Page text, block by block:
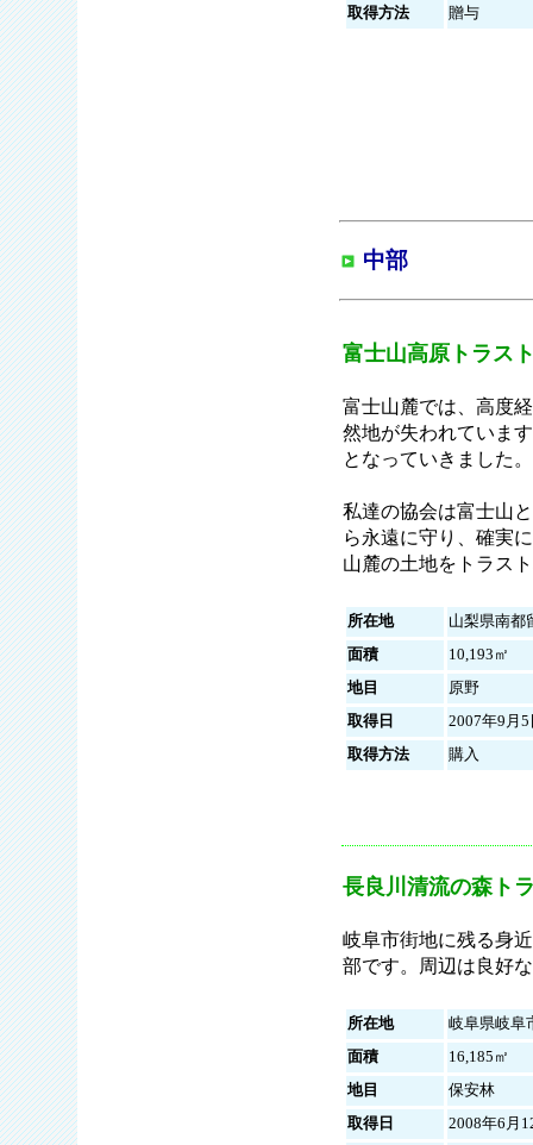
取得方法
贈与
中部
富士山高原トラス
富士山麓では、高度
然地が失われていま
となっていきました
私達の協会は富士山
ら永遠に守り、確実
山麓の土地をトラス
所在地
山梨県南都
面積
10,193㎡
地目
原野
取得日
2007年9月5
取得方法
購入
長良川清流の森ト
岐阜市街地に残る身
部です。周辺は良好
所在地
岐阜県岐阜
面積
16,185㎡
地目
保安林
取得日
2008年6月